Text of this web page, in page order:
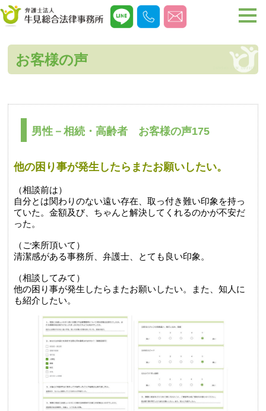
お客様の声
男性－相続・高齢者 お客様の声175
他の困り事が発生したらまたお願いしたい。
（相談前は）
自分とは関わりのない遠い存在、取っ付き難い印象を持っ
ていた。金額及び、ちゃんと解決してくれるのかが不安だ
った。
（ご来所頂いて）
清潔感がある事務所、弁護士、とても良い印象。
（相談してみて）
他の困り事が発生したらまたお願いしたい。また、知人に
も紹介したい。